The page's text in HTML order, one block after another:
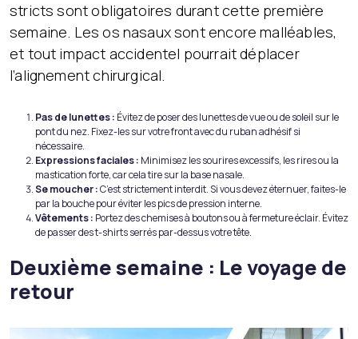
stricts sont obligatoires durant cette première
semaine. Les os nasaux sont encore malléables,
et tout impact accidentel pourrait déplacer
l’alignement chirurgical.
Pas de lunettes : Évitez de poser des lunettes de vue ou de soleil sur le
pont du nez. Fixez-les sur votre front avec du ruban adhésif si
nécessaire.
Expressions faciales : Minimisez les sourires excessifs, les rires ou la
mastication forte, car cela tire sur la base nasale.
Se moucher :C’est strictement interdit. Si vous devez éternuer, faites-le
par la bouche pour éviter les pics de pression interne.
Vêtements : Portez des chemises à boutons ou à fermeture éclair. Évitez
de passer des t-shirts serrés par-dessus votre tête.
Deuxième semaine : Le voyage de
retour